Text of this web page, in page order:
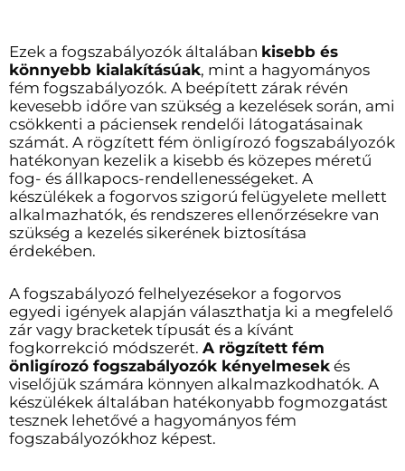
Ezek a fogszabályozók általában kisebb és
könnyebb kialakításúak, mint a hagyományos
fém fogszabályozók. A beépített zárak révén
kevesebb időre van szükség a kezelések során, ami
csökkenti a páciensek rendelői látogatásainak
számát. A rögzített fém önligírozó fogszabályozók
hatékonyan kezelik a kisebb és közepes méretű
fog- és állkapocs-rendellenességeket. A
készülékek a fogorvos szigorú felügyelete mellett
alkalmazhatók, és rendszeres ellenőrzésekre van
szükség a kezelés sikerének biztosítása
érdekében.
A fogszabályozó felhelyezésekor a fogorvos
egyedi igények alapján választhatja ki a megfelelő
zár vagy bracketek típusát és a kívánt
fogkorrekció módszerét. A rögzített fém
önligírozó fogszabályozók kényelmesek és
viselőjük számára könnyen alkalmazkodhatók. A
készülékek általában hatékonyabb fogmozgatást
tesznek lehetővé a hagyományos fém
fogszabályozókhoz képest.